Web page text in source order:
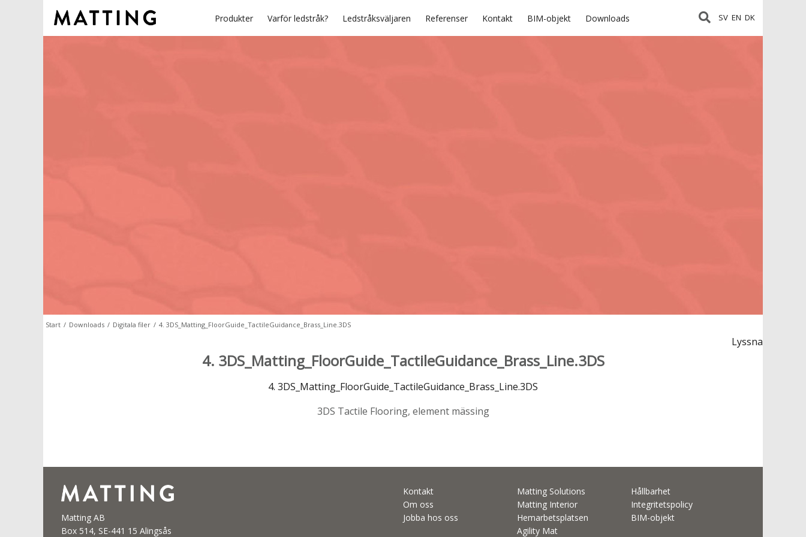
Produkter Varför ledstråk? Ledstråksväljaren Referenser Kontakt BIM-objekt Downloads SV EN DK
Start / Downloads / Digitala filer / 4. 3DS_Matting_FloorGuide_TactileGuidance_Brass_Line.3DS
Lyssna
4. 3DS_Matting_FloorGuide_TactileGuidance_Brass_Line.3DS
4. 3DS_Matting_FloorGuide_TactileGuidance_Brass_Line.3DS
3DS Tactile Flooring, element mässing
Matting AB
Box 514, SE-441 15 Alingsås
Kontakt
Om oss
Jobba hos oss
Matting Solutions
Matting Interior
Hemarbetsplatsen
Agility Mat
Hållbarhet
Integritetspolicy
BIM-objekt